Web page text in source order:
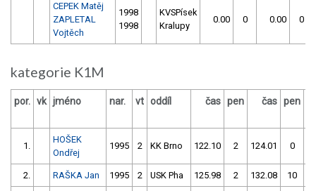
CEPEK Matěj
ZAPLETAL
Vojtěch
1998
1998
KVSPísek
Kralupy
0.00 0 0.00 0
kategorie K1M
por. vk jméno nar. vt oddíl čas pen čas pen
1.
HOŠEK
Ondřej
1995 2 KK Brno 122.10 2 124.01 0
2. RAŠKA Jan 1995 2 USK Pha 125.98 2 132.08 10